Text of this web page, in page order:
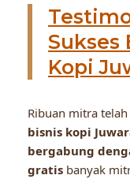
Sukses
Kopi
Ribuan mitra
bisnis kopi
bergabung
gratis banyak